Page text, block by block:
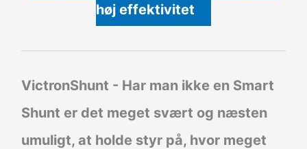
høj effektivitet
VictronShunt - Har man ikke en Smart
Shunt er det meget svært og næsten
umuligt, at holde styr på, hvor meget